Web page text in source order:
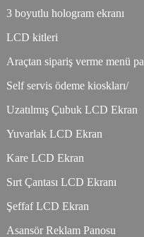
3 boyutlu hologram ekranı
LCD kitleri
Araçtan sipariş verme menü
Self servis ödeme kioskları/
Uzatılmış Çubuk LCD Ekran
Yuvarlak LCD Ekran
Kare LCD Ekran
Sırt Çantası LCD Ekranı
Şeffaf LCD Ekran
Asansör Reklam Panosu